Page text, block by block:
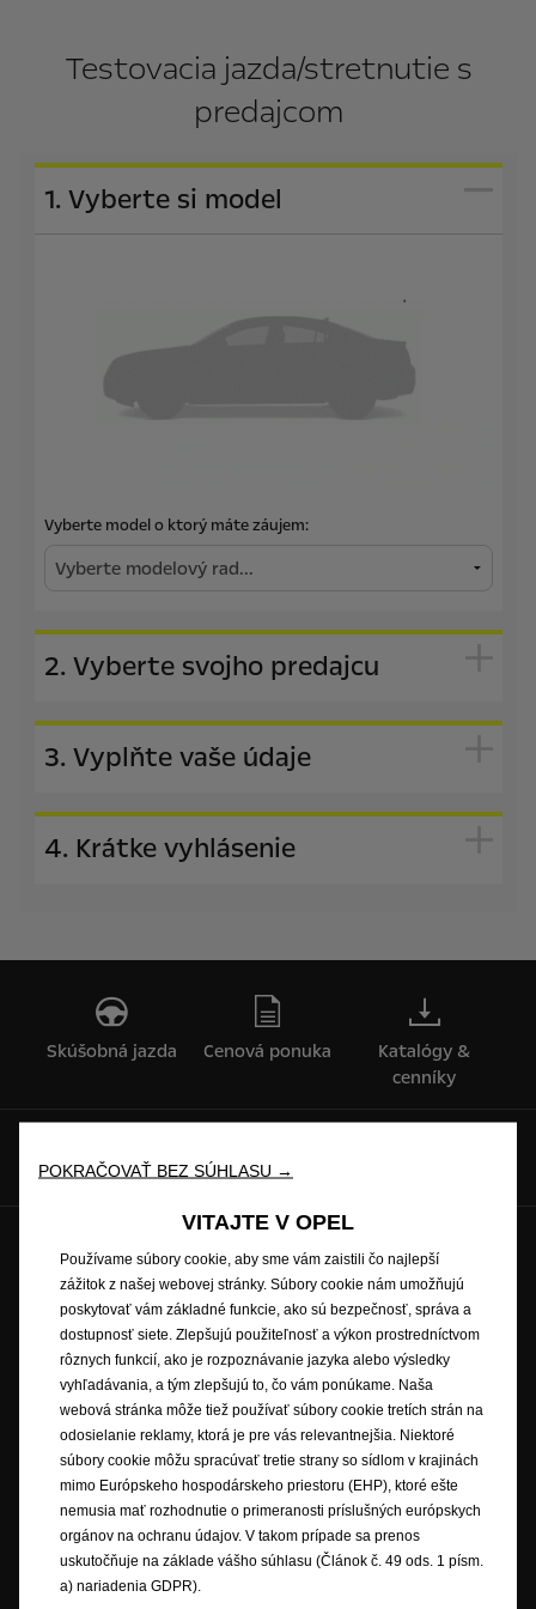
Testovacia jazda/stretnutie s
predajcom
1. Vyberte si model
Vyberte model o ktorý máte záujem:
2. Vyberte svojho predajcu
3. Vyplňte vaše údaje
4. Krátke vyhlásenie
Skúšobná jazda Cenová ponuka
Katalógy &
cenníky
Hovorte s nami na
Budúcnosť patrí všetkým © Opel 2026
Ochranné známky a práva
Ochrana osobných údajov
Nové údaje o spotrebe paliva
Právne oznámenie
Recyklovanie
Opel worldwide
Prehlásenie o zhode
Nastavenia cookies
Popisy a ilustrácie prvkov a funkcií môžu zobrazovať alebo sa vzťahovať
na voliteľné príslušenstvo, ktoré sa nedodáva v rámci štandardnej výbavy.
Uvedené informácie boli presné v čase publikovania. Vyhradzujeme si
právo na zmeny v dizajne a vybavení. Uvedené farby sú iba približné a
nemusia presne zodpovedať skutočným farbám. Ilustrované doplnkové
vybavenie je k dispozícii za príplatok. Dostupnosť, technické parametre a
POKRAČOVAŤ BEZ SÚHLASU →
VITAJTE V OPEL
Používame súbory cookie, aby sme vám zaistili čo najlepší
zážitok z našej webovej stránky. Súbory cookie nám umožňujú
poskytovať vám základné funkcie, ako sú bezpečnosť, správa a
dostupnosť siete. Zlepšujú použiteľnosť a výkon prostredníctvom
rôznych funkcií, ako je rozpoznávanie jazyka alebo výsledky
vyhľadávania, a tým zlepšujú to, čo vám ponúkame. Naša
webová stránka môže tiež používať súbory cookie tretích strán na
odosielanie reklamy, ktorá je pre vás relevantnejšia. Niektoré
súbory cookie môžu spracúvať tretie strany so sídlom v krajinách
mimo Európskeho hospodárskeho priestoru (EHP), ktoré ešte
nemusia mať rozhodnutie o primeranosti príslušných európskych
orgánov na ochranu údajov. V takom prípade sa prenos
uskutočňuje na základe vášho súhlasu (Článok č. 49 ods. 1 písm.
a) nariadenia GDPR).